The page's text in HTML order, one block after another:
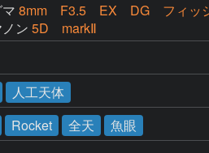
8mm F3.5 EX DG フィッ
ン 5D markⅡ
人工天体
Rocket 全天 魚眼